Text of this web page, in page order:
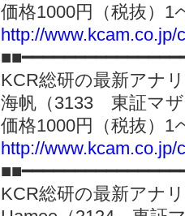
価格1000円（税抜）1
http://www.kcam.co.jp/
KCR総研の最新アナ
海帆（3133 東証マ
価格1000円（税抜）1
http://www.kcam.co.jp/
KCR総研の最新アナ